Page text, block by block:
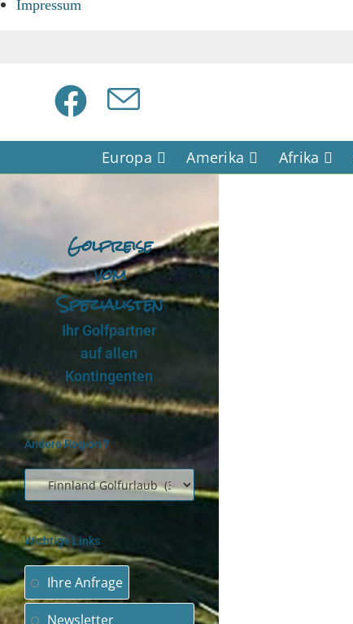
Impressum
Europa Amerika Afrika
Golfreise
vom
Spezialisten
Ihr Golfpartner
auf allen
Kontingenten
Andere Region ?
Wichtige Links
Ihre Anfrage
Newsletter